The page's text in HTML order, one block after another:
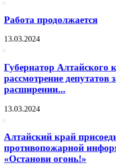
Работа продолжается
13.03.2024
Губернатор Алтайского
рассмотрение депутатов
расширении...
13.03.2024
Алтайский край
противопожарной
«Останови огонь!»